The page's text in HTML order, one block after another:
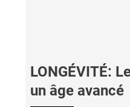
LONGÉVITÉ:
un âge avancé